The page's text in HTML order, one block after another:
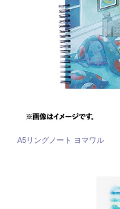
A5リングノート ヨマワル